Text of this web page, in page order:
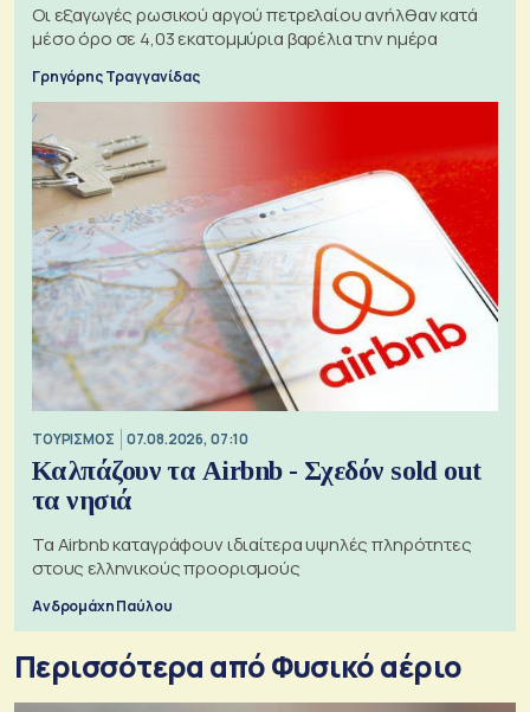
Οι εξαγωγές ρωσικού αργού πετρελαίου ανήλθαν κατά
μέσο όρο σε 4,03 εκατομμύρια βαρέλια την ημέρα
Γρηγόρης Τραγγανίδας
ΤΟΥΡΙΣΜΟΣ 07.08.2026, 07:10
Καλπάζουν τα Airbnb - Σχεδόν sold out
τα νησιά
Τα Airbnb καταγράφουν ιδιαίτερα υψηλές πληρότητες
στους ελληνικούς προορισμούς
Ανδρομάχη Παύλου
Περισσότερα από Φυσικό αέριο